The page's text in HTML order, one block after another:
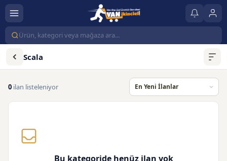
Scala
0 ilan listeleniyor
Bu kategoride henüz ilan yok